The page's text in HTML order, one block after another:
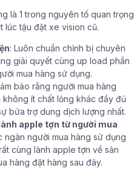
là 1 trong nguyên tố quan trọng
lúc tậu đặt xe vision cũ.
: Luôn chuẩn chỉnh bị chuyên
giải quyết cùng up load phần
mua hàng sử dụng.
bảo rằng người mua hàng
ít chất lỏng khác đầy đủ
bửa trợ dung dịch lượng nhất.
apple tợn từ người mua
ngàn người mua hàng sử dụng
cùng lành apple tợn về sản
hàng đặt hàng sau đây.